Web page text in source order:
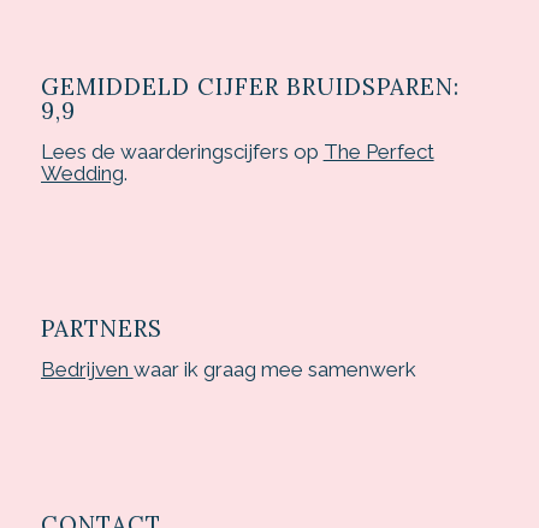
GEMIDDELD CIJFER BRUIDSPAREN:
9,9
Lees de waarderingscijfers op The Perfect
Wedding.
PARTNERS
Bedrijven waar ik graag mee samenwerk